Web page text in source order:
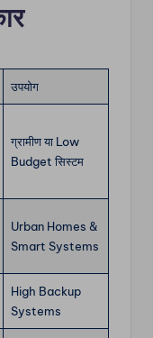
उपयोग
ग्रामीण या Low
Budget सिस्टम
Urban Homes &
Smart Systems
High Backup
Systems